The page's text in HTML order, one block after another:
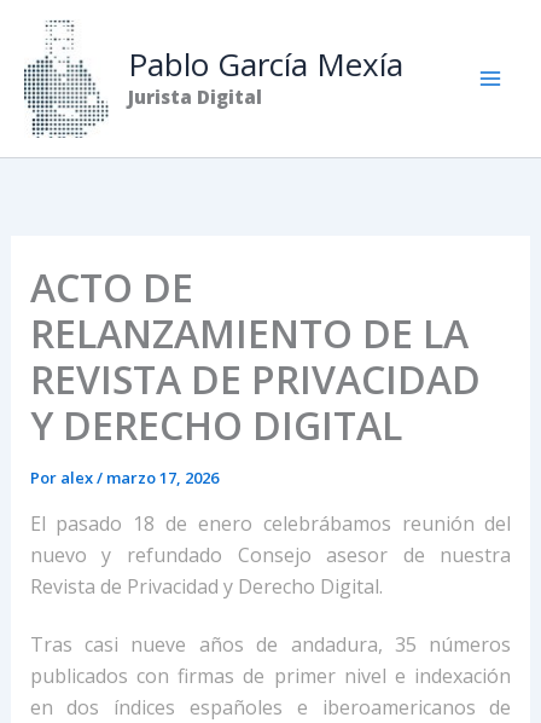
contenido
Pablo García Mexía
Jurista Digital
ACTO DE
RELANZAMIENTO DE LA
REVISTA DE PRIVACIDAD
Y DERECHO DIGITAL
Por alex/ marzo 17, 2026
El pasado 18 de enero celebrábamos reunión del
nuevo y refundado Consejo asesor de nuestra
Revista de Privacidad y Derecho Digital.
Tras casi nueve años de andadura, 35 números
publicados con firmas de primer nivel e indexación
en dos índices españoles e iberoamericanos de